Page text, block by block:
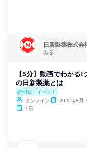
日新製薬株式会
製薬
【5分】動画でわかる
の日新製薬とは
説明会・イベント
オンライン
2026年8月・
1日